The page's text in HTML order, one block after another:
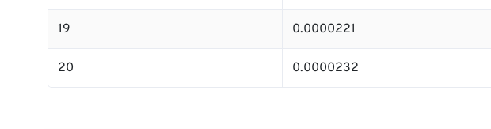
19 0.0000221
20 0.0000232